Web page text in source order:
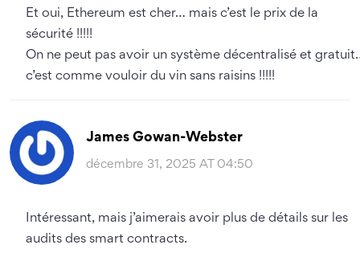
Et oui, Ethereum est cher… mais c’est le prix de la
sécurité !!!!!
On ne peut pas avoir un système décentralisé et
c’est comme vouloir du vin sans raisins !!!!!
James Gowan-Webster
décembre 31, 2025 AT 04:50
Intéressant, mais j’aimerais avoir plus de détails sur les
audits des smart contracts.